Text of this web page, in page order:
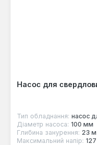
Насос для
Тип обладнання: насос
Діаметр насоса: 100 мм
Глибина занурення: 23 м
Максимальний напір: